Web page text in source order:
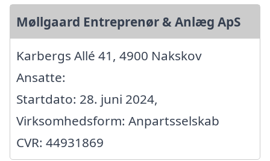
Møllgaard Entreprenør & Anlæg ApS
Karbergs Allé 41, 4900 Nakskov
Ansatte:
Startdato: 28. juni 2024,
Virksomhedsform: Anpartsselskab
CVR: 44931869